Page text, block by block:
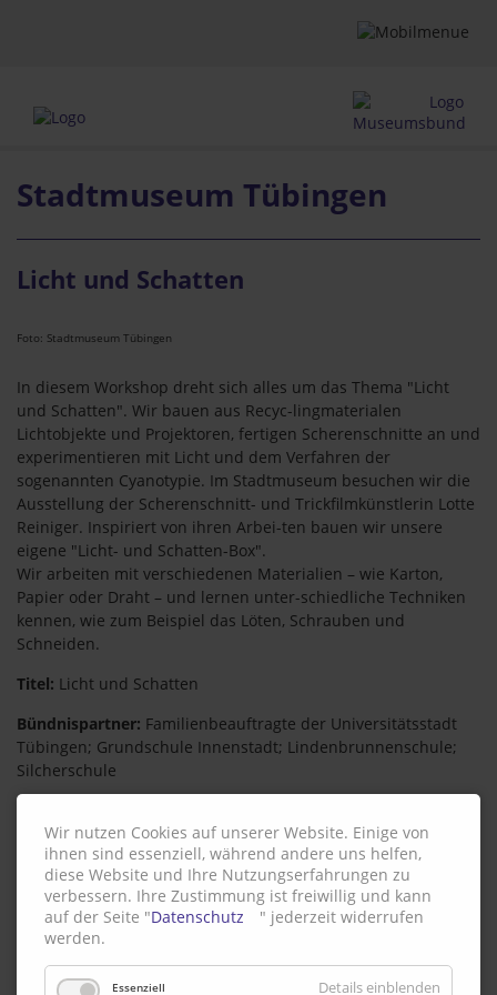
Stadtmuseum Tübingen
Licht und Schatten
Foto: Stadtmuseum Tübingen
In diesem Workshop dreht sich alles um das Thema "Licht
und Schatten". Wir bauen aus Recyc-lingmaterialen
Lichtobjekte und Projektoren, fertigen Scherenschnitte an und
experimentieren mit Licht und dem Verfahren der
sogenannten Cyanotypie. Im Stadtmuseum besuchen wir die
Ausstellung der Scherenschnitt- und Trickfilmkünstlerin Lotte
Reiniger. Inspiriert von ihren Arbei-ten bauen wir unsere
eigene "Licht- und Schatten-Box".
Wir arbeiten mit verschiedenen Materialien – wie Karton,
Papier oder Draht – und lernen unter-schiedliche Techniken
kennen, wie zum Beispiel das Löten, Schrauben und
Schneiden.
Titel: Licht und Schatten
Bündnispartner: Familienbeauftragte der Universitätsstadt
Tübingen; Grundschule Innenstadt; Lindenbrunnenschule;
Silcherschule
Weitere Informationen und Kontakt:
www.tuebingen.de/stadtmuseum
Zurück
Wir nutzen Cookies auf unserer Website. Einige von
ihnen sind essenziell, während andere uns helfen,
diese Website und Ihre Nutzungserfahrungen zu
verbessern. Ihre Zustimmung ist freiwillig und kann
auf der Seite "Datenschutz
" jederzeit widerrufen
werden.
Essenziell Details einblenden